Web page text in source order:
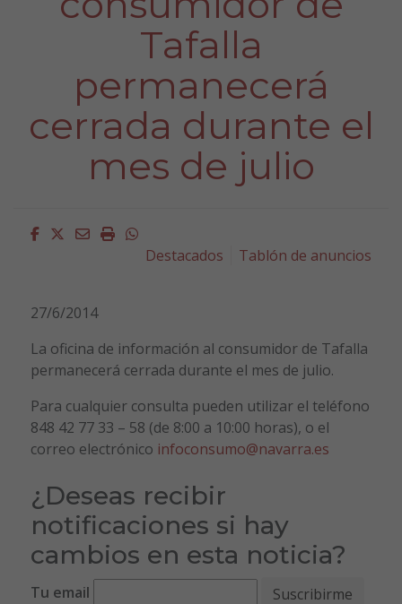
Tafalla
permanecerá
cerrada durante el
mes de julio
Facebook
Twitter
EmailImprimirWhatsapp
Destacados
Tablón de anuncios
27/6/2014
La oficina de información al consumidor de Tafalla
permanecerá cerrada durante el mes de julio.
Para cualquier consulta pueden utilizar el teléfono
848 42 77 33 – 58 (de 8:00 a 10:00 horas), o el
correo electrónico infoconsumo@navarra.es
¿Deseas recibir
notificaciones si hay
cambios en esta noticia?
Tu email